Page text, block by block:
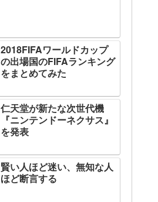
2018FIFAワールドカップ
の出場国のFIFAランキング
をまとめてみた
仁天堂が新たな次世代機
『ニンテンドーネクサス』
を発表
賢い人ほど迷い、無知な人
ほど断言する